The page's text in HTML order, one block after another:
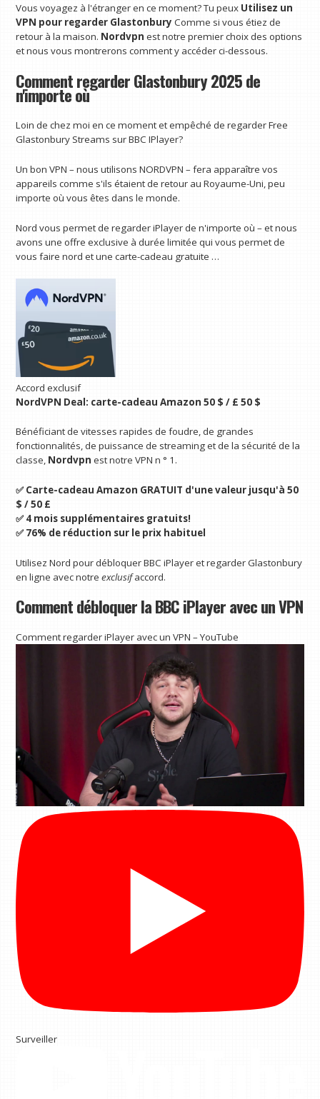
Vous voyagez à l'étranger en ce moment? Tu peux Utilisez un
VPN pour regarder Glastonbury Comme si vous étiez de
retour à la maison. Nordvpn est notre premier choix des options
et nous vous montrerons comment y accéder ci-dessous.
Comment regarder Glastonbury 2025 de
n'importe où
Loin de chez moi en ce moment et empêché de regarder Free
Glastonbury Streams sur BBC IPlayer?
Un bon VPN – nous utilisons NORDVPN – fera apparaître vos
appareils comme s'ils étaient de retour au Royaume-Uni, peu
importe où vous êtes dans le monde.
Nord vous permet de regarder iPlayer de n'importe où – et nous
avons une offre exclusive à durée limitée qui vous permet de
vous faire nord et une carte-cadeau gratuite …
Accord exclusif
NordVPN Deal: carte-cadeau Amazon 50 $ / £ 50 $
Bénéficiant de vitesses rapides de foudre, de grandes
fonctionnalités, de puissance de streaming et de la sécurité de la
classe, Nordvpn est notre VPN n ° 1.
✅ Carte-cadeau Amazon GRATUIT d'une valeur jusqu'à 50
$ / 50 £
✅ 4 mois supplémentaires gratuits!
✅ 76% de réduction sur le prix habituel
Utilisez Nord pour débloquer BBC iPlayer et regarder Glastonbury
en ligne avec notreexclusifaccord.
Comment débloquer la BBC iPlayer avec un VPN
Comment regarder iPlayer avec un VPN – YouTube
Surveiller